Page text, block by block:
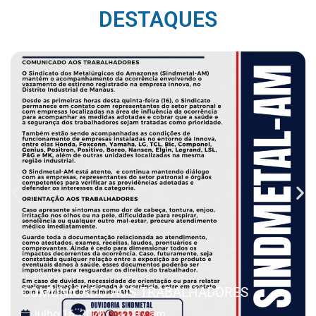
DESTAQUES
COMUNICADO AOS TRABALHADORES